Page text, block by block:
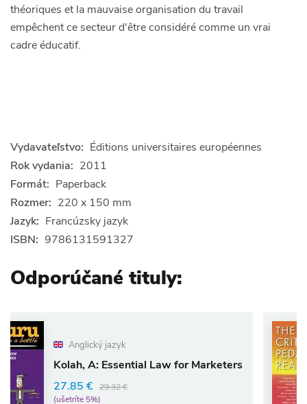
théoriques et la mauvaise organisation du travail
empêchent ce secteur d'être considéré comme un vrai
cadre éducatif.
Vydavateľstvo: Éditions universitaires européennes
Rok vydania: 2011
Formát: Paperback
Rozmer: 220 x 150 mm
Jazyk: Francúzsky jazyk
ISBN: 9786131591327
Odporúčané tituly:
jazyk
Essential Law for Marketers
29.32 €
Darder,
42.49 €
(ušetríte 5%)